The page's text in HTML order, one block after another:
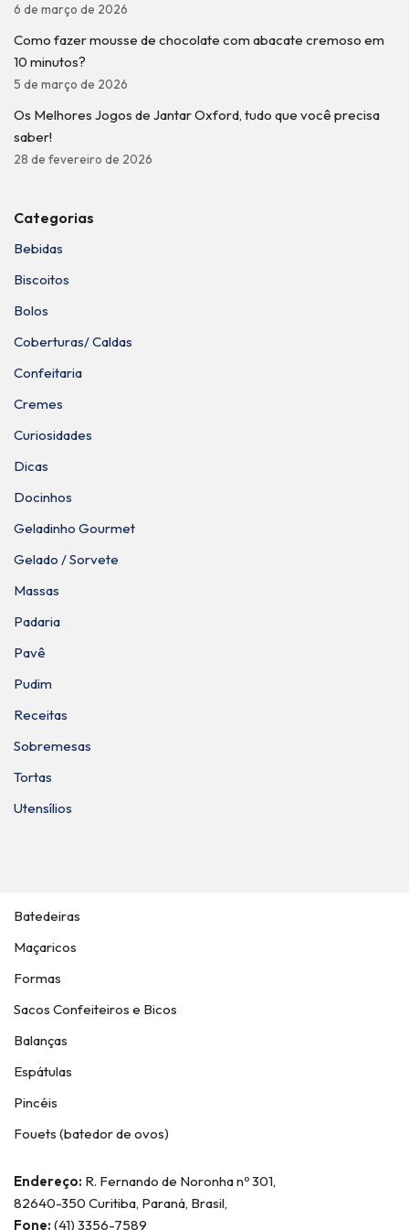
6 de março de 2026
Como fazer mousse de chocolate com abacate cremoso em
10 minutos?
5 de março de 2026
Os Melhores Jogos de Jantar Oxford, tudo que você precisa
saber!
28 de fevereiro de 2026
Categorias
Bebidas
Biscoitos
Bolos
Coberturas/ Caldas
Confeitaria
Cremes
Curiosidades
Dicas
Docinhos
Geladinho Gourmet
Gelado / Sorvete
Massas
Padaria
Pavê
Pudim
Receitas
Sobremesas
Tortas
Utensílios
Batedeiras
Maçaricos
Formas
Sacos Confeiteiros e Bicos
Balanças
Espátulas
Pincéis
Fouets (batedor de ovos)
Endereço: R. Fernando de Noronha nº 301,
82640-350 Curitiba, Paraná, Brasil,
Fone: (41) 3356-7589